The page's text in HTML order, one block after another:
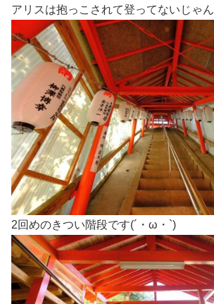
アリスは抱っこされて登ってないじゃん
2回めのきつい階段です(´・ω・`)